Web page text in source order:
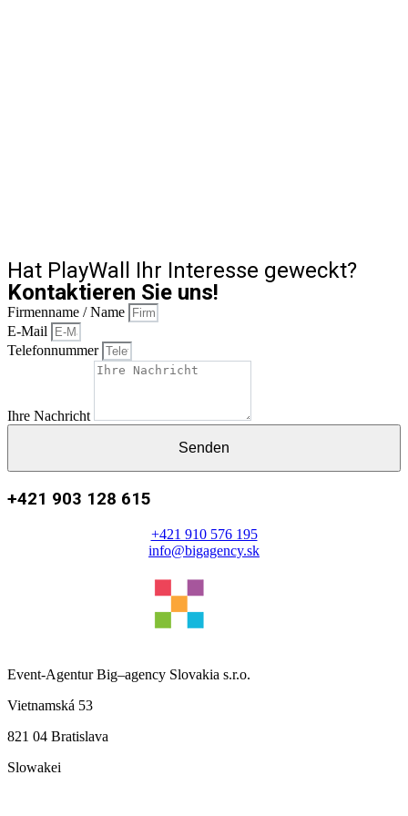
Hat PlayWall Ihr Interesse geweckt?
Kontaktieren Sie uns!
Firmenname / Name
E-Mail
Telefonnummer
Ihre Nachricht
Senden
+421 903 128 615
+421 910 576 195
info@bigagency.sk
Event-AgenturBig–agency Slovakia s.r.o.
Vietnamská 53
821 04 Bratislava
Slowakei